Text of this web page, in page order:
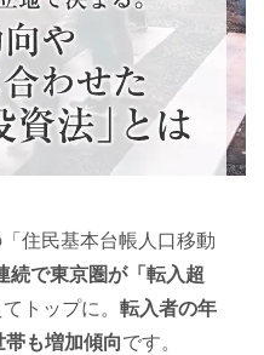
住民基本台帳人口移動
続で東京圏が「転入超
トップに。 転入者の年
帯も増加傾向です。